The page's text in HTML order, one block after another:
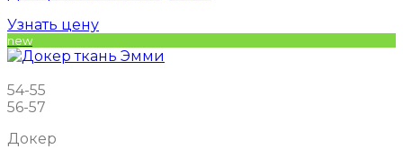
Узнать цену
new
54-55
56-57
Докер